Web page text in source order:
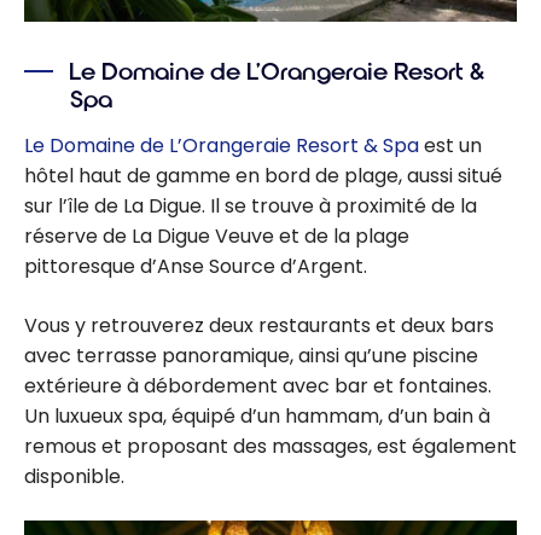
Le Domaine de L’Orangeraie Resort &
Spa
Le Domaine de L’Orangeraie Resort & Spaest un
hôtel haut de gamme en bord de plage, aussi situé
sur l’île de La Digue. Il se trouve à proximité de la
réserve de La Digue Veuve et de la plage
pittoresque d’Anse Source d’Argent.
Vous y retrouverez deux restaurants et deux bars
avec terrasse panoramique, ainsi qu’une piscine
extérieure à débordement avec bar et fontaines.
Un luxueux spa, équipé d’un hammam, d’un bain à
remous et proposant des massages, est également
disponible.